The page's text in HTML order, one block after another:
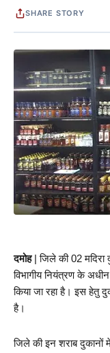
SHARE STORY
दमोह | जिले की 02 मदिरा
विभागीय नियंत्रण के
किया जा रहा है। इस हेतु
है।
जिले की इन शराब दुकानों